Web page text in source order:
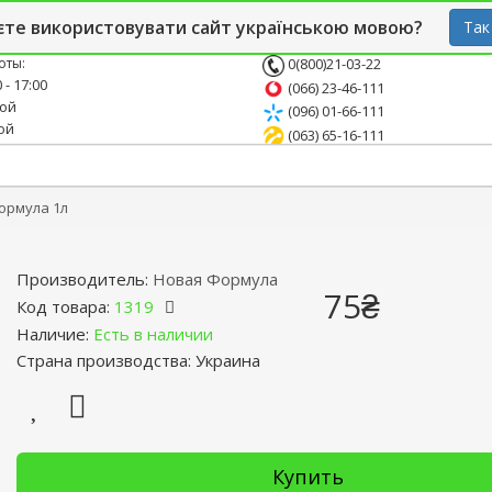
використовувати сайт українською мовою? Так
блог Опт СТО
17:00
0(800)21-03-22
(066) 23-46-111
(096) 01-66-111
(063) 65-16-111
1л
Производитель: Новая Формула
Код товара: 1319
Наличие: Есть в наличии
Страна производства: Украина
75₴
Купить